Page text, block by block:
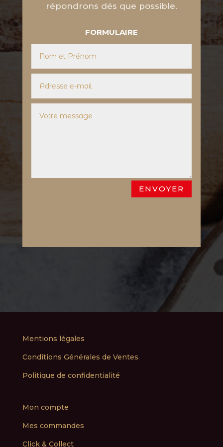
répondrons dés que possible.
FORMULAIRE
ENVOYER
Mentions légales
Conditions Générales de Ventes
Politique de confidentialité
Mon compte
Mes commandes
Click & Collect